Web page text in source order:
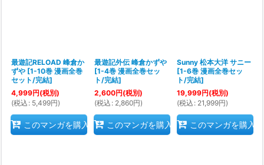
最遊記RELOAD 峰倉か
ずや [1-10巻 漫画全巻
セット/完結]
4,999円(税別)
(税込 : 5,499円)
このマンガを購入
最遊記外伝 峰倉かずや
[1-4巻 漫画全巻セッ
ト/完結]
2,600円(税別)
(税込 : 2,860円)
このマンガを購入
Sunny 松本大洋 サニー
[1-6巻 漫画全巻セッ
ト/完結]
19,999円(税別)
(税込 : 21,999円)
このマンガを購入